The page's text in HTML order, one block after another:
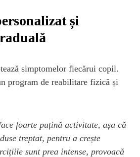
și
simptomelor fiecărui copil.
program de reabilitare fizică și
foarte puțină activitate, așa că
treptat, pentru a crește
sunt prea intense, provoacă